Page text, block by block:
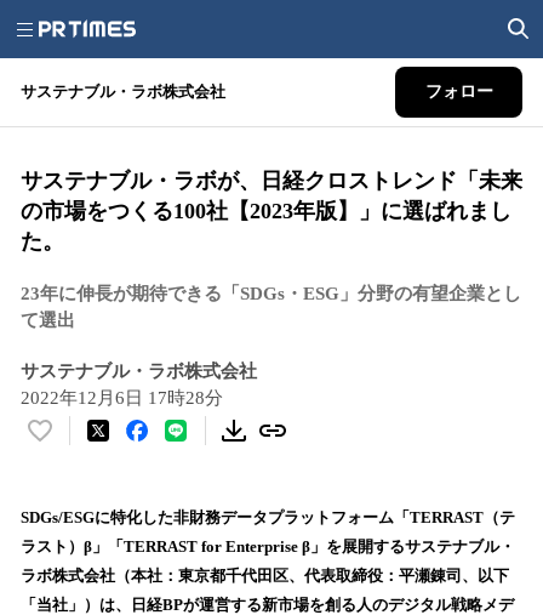
サステナブル・ラボ株式会社 フォロー
サステナブル・ラボが、日経クロストレンド「未来
の市場をつくる100社【2023年版】」に選ばれまし
た。
23年に伸長が期待できる「SDGs・ESG」分野の有望企業とし
て選出
サステナブル・ラボ株式会社
2022年12月6日 17時28分
い
！
数
を
読
SDGs/ESGに特化した非財務データプラットフォーム「TERRAST（テ
ラスト）β」「TERRAST for Enterprise β」を展開するサステナブル・
ラボ株式会社（本社：東京都千代田区、代表取締役：平瀬錬司、以下
「当社」）は、日経BPが運営する新市場を創る人のデジタル戦略メデ